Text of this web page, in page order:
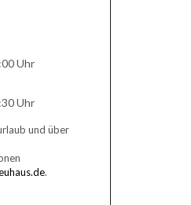
Uhr
Uhr
und über
.